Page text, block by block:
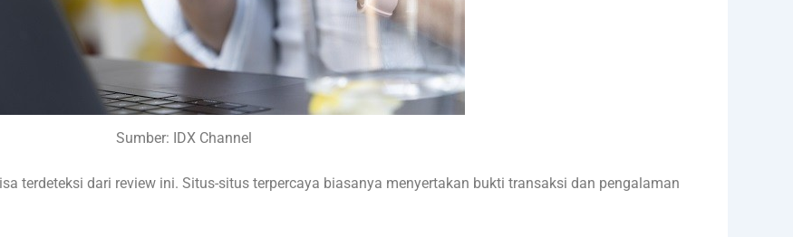
Sumber: IDX Channel
terdeteksi dari review ini. Situs-situs terpercaya biasanya menyertakan bukti transaksi dan pengalaman